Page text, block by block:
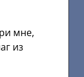
мне,
из